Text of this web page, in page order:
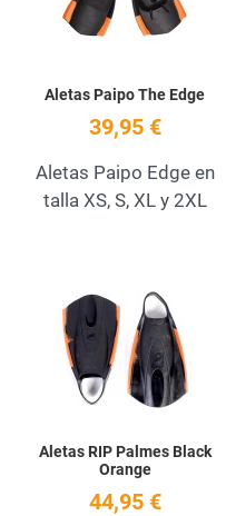
Aletas Paipo The Edge
39,95 €
Aletas Paipo Edge en
talla XS, S, XL y 2XL
Aletas RIP Palmes Black
Orange
44,95 €